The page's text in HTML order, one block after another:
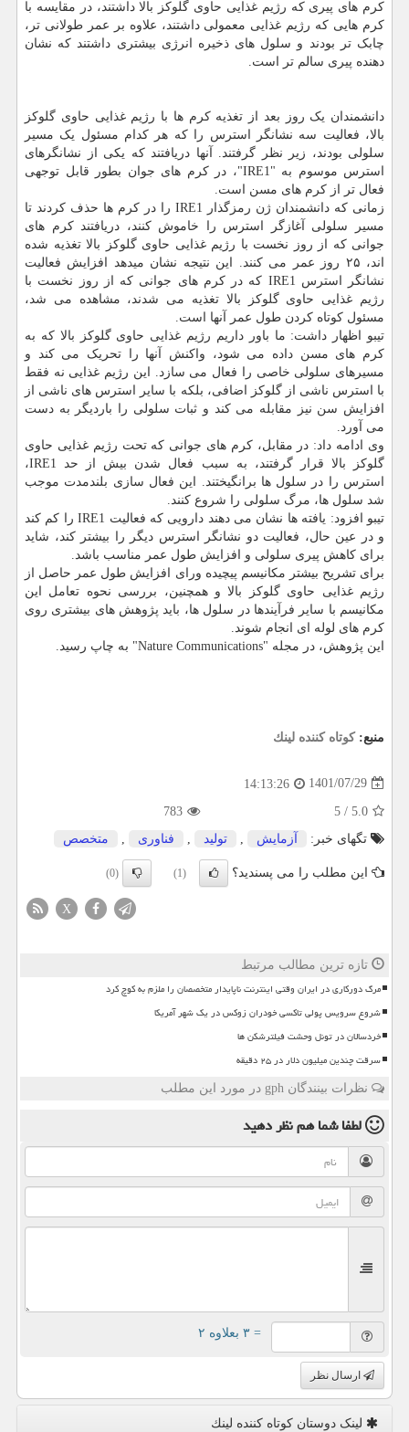
کرم های پیری که رژیم غذایی حاوی گلوکز بالا داشتند، در مقایسه با
کرم هایی که رژیم غذایی معمولی داشتند، علاوه بر عمر طولانی تر،
چابک تر بودند و سلول های ذخیره انرژی بیشتری داشتند که نشان
دهنده پیری سالم تر است.
دانشمندان یک روز بعد از تغذیه کرم ها با رژیم غذایی حاوی گلوکز
بالا، فعالیت سه نشانگر استرس را که هر کدام مسئول یک مسیر
سلولی بودند، زیر نظر گرفتند. آنها دریافتند که یکی از نشانگرهای
استرس موسوم به "IRE1"، در کرم های جوان بطور قابل توجهی
فعال تر از کرم های مسن است.
زمانی که دانشمندان ژن رمزگذار IRE1 را در کرم ها حذف کردند تا
مسیر سلولی آغازگر استرس را خاموش کنند، دریافتند کرم های
جوانی که از روز نخست با رژیم غذایی حاوی گلوکز بالا تغذیه شده
اند، ۲۵ روز عمر می کنند. این نتیجه نشان میدهد افزایش فعالیت
نشانگر استرس IRE1 که در کرم های جوانی که از روز نخست با
رژیم غذایی حاوی گلوکز بالا تغذیه می شدند، مشاهده می شد،
مسئول کوتاه کردن طول عمر آنها است.
تیبو اظهار داشت: ما باور داریم رژیم غذایی حاوی گلوکز بالا که به
کرم های مسن داده می شود، واکنش آنها را تحریک می کند و
مسیرهای سلولی خاصی را فعال می سازد. این رژیم غذایی نه فقط
با استرس ناشی از گلوکز اضافی، بلکه با سایر استرس های ناشی از
افزایش سن نیز مقابله می کند و ثبات سلولی را باردیگر به دست
می آورد.
وی ادامه داد: در مقابل، کرم های جوانی که تحت رژیم غذایی حاوی
گلوکز بالا قرار گرفتند، به سبب فعال شدن بیش از حد IRE1،
استرس را در سلول ها برانگیختند. این فعال سازی بلندمدت موجب
شد سلول ها، مرگ سلولی را شروع کنند.
تیبو افزود: یافته ها نشان می دهند دارویی که فعالیت IRE1 را کم کند
و در عین حال، فعالیت دو نشانگر استرس دیگر را بیشتر کند، شاید
برای کاهش پیری سلولی و افزایش طول عمر مناسب باشد.
برای تشریح بیشتر مکانیسم پیچیده ورای افزایش طول عمر حاصل از
رژیم غذایی حاوی گلوکز بالا و همچنین، بررسی نحوه تعامل این
مکانیسم با سایر فرآیندها در سلول ها، باید پژوهش های بیشتری روی
کرم های لوله ای انجام شوند.
این پژوهش، در مجله "Nature Communications" به چاپ رسید.
منبع: كوتاه كننده لینك
1401/07/29
14:13:26
5.0
/
5
783
تگهای خبر:
آزمایش , تولید , فناوری , متخصص
این مطلب را می پسندید؟ (1)
(0)
X
تازه ترین مطالب مرتبط
مرگ دورکاری در ایران وقتی اینترنت ناپایدار متخصصان را ملزم به کوچ کرد
شروع سرویس پولی تاکسی خودران زوکس در یک شهر آمریکا
خردسالان در تونل وحشت فیلترشکن ها
سرقت چندین میلیون دلار در ۲۵ دقیقه
نظرات بینندگان gph در مورد این مطلب
لطفا شما همنظر دهید
= ۳ بعلاوه ۲
ارسال نظر
لینک دوستان كوتاه كننده لینك